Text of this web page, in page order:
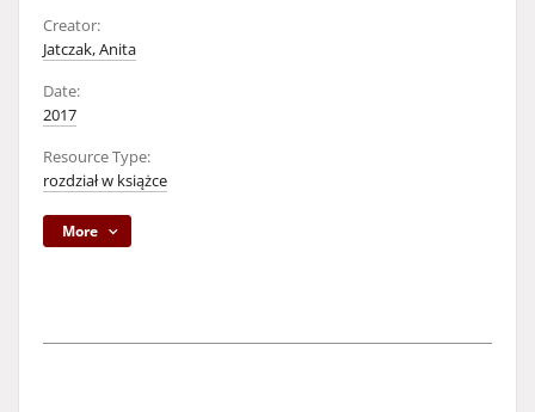
Creator:
Jatczak, Anita
Date:
2017
Resource Type:
rozdział w książce
More